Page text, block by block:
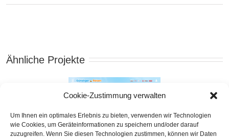
Cookie-Zustimmung verwalten
Um Ihnen ein optimales Erlebnis zu bieten, verwenden wir Technologien
wie Cookies, um Geräteinformationen zu speichern und/oder darauf
zuzugreifen. Wenn Sie diesen Technologien zustimmen, können wir Daten
Ähnliche Projekte